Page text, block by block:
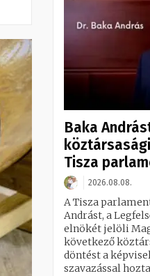
Baka
Tisza
2026.08.08.
A Tisza
Andrást, a
elnökét jelöli
következő
döntést a
szavazással